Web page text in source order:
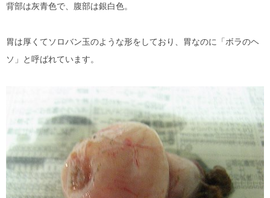
背部は灰青色で、腹部は銀白色。
胃は厚くてソロバン玉のような形をしており、胃なのに「ボラのヘ
ソ」と呼ばれています。